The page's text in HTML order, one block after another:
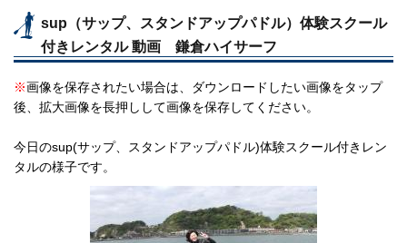
sup（サップ、スタンドアップパドル）体験スクール
付きレンタル 動画 鎌倉ハイサーフ
※画像を保存されたい場合は、ダウンロードしたい画像をタップ
後、拡大画像を長押しして画像を保存してください。
今日のsup(サップ、スタンドアップパドル)体験スクール付きレン
タルの様子です。